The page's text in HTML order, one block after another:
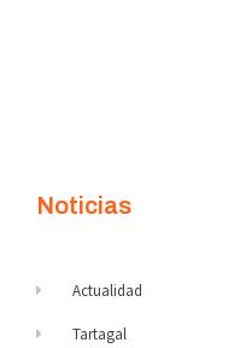
Noticias
Actualidad
Tartagal